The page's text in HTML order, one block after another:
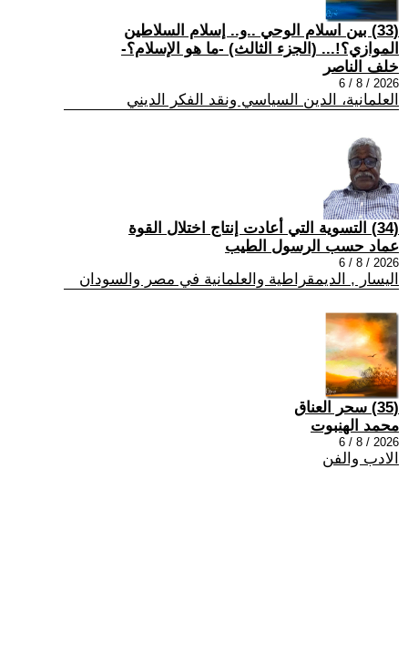
(33) بين اسلام الوحي ..و.. إسلام السلاطين
الموازي؟!... (الجزء الثالث) -ما هو الإسلام؟-
خلف الناصر
2026 / 8 / 6
العلمانية، الدين السياسي ونقد الفكر الديني
(34) التسوية التي أعادت إنتاج اختلال القوة
عماد حسب الرسول الطيب
2026 / 8 / 6
اليسار , الديمقراطية والعلمانية في مصر والسودان
(35) سحر العناق
محمد الهنبوت
2026 / 8 / 6
الادب والفن